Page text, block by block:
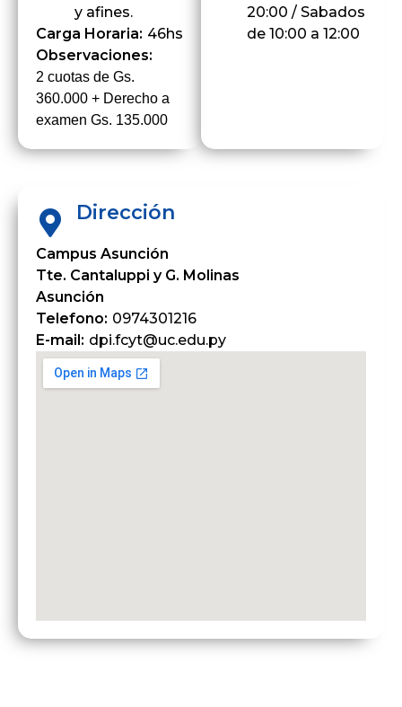
y afines.
Carga Horaria: 46hs
Observaciones:
2 cuotas de Gs.
360.000 + Derecho a
examen Gs. 135.000
20:00 / Sabados
de 10:00 a 12:00
Dirección
Campus Asunción
Tte. Cantaluppi y G. Molinas
Asunción
Telefono: 0974301216
E-mail: dpi.fcyt@uc.edu.py